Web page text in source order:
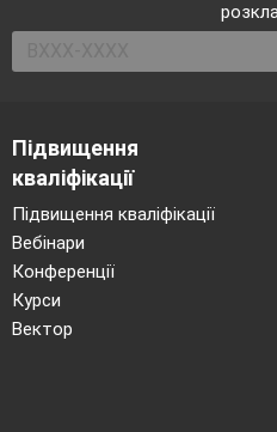
Діти, це ж лише
потрібна не просто пташка,
чарівної пташки. Тому,
використовуйте «осінні»
забудьте, про ось цей
вона прислала листом
Підвищення
кваліфікації
Підвищення кваліфікації
Вебінари
Конференції
Курси
Вектор